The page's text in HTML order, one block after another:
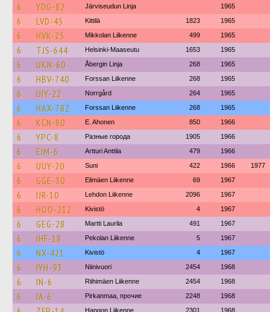
6 YDG-82 Järviseudun Linja 1965
6 LVD-45 Kittilä 1823 1965
6 HVK-25 Mikkolan Liikenne 499 1965
6 TJS-644 Helsinki-Maaseutu 1653 1965
6 UKN-60 Åbergin Linja 268 1965
6 HBV-740 Forssan Liikenne 268 1965
6 UIY-22 Norrgård 264 1965
6 HAX-782 Forssan Liikenne 268 1965
6 KCN-80 E. Ahonen 850 1966
6 YPC-8 Разные города 1905 1966
6 EIM-6 Artturi Anttila 479 1966
6 UUY-20 Suni 422 1966 1977
6 GGE-30 Elimäen Liikenne 69 1967
6 IJR-10 Lehdon Liikenne 2096 1967
6 HOO-212 Kivistö 4 1967
6 GEG-28 Martti Laurila 491 1967
6 IHF-18 Pekolan Liikenne 5 1967
6 NX-421 Kivistö 4 1967
6 IYH-93 Niinivuori 2454 1968
6 IN-6 Riihimäen Liikenne 2454 1968
6 IA-6 Pirkanmaa, прочие 2248 1968
Hangon Liikenne 2301 1968